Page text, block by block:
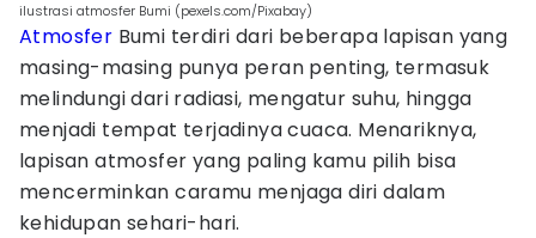
ilustrasi atmosfer Bumi (pexels.com/Pixabay)
Atmosfer Bumi terdiri dari beberapa lapisan yang
masing-masing punya peran penting, termasuk
melindungi dari radiasi, mengatur suhu, hingga
menjadi tempat terjadinya cuaca. Menariknya,
lapisan atmosfer yang paling kamu pilih bisa
mencerminkan caramu menjaga diri dalam
kehidupan sehari-hari.